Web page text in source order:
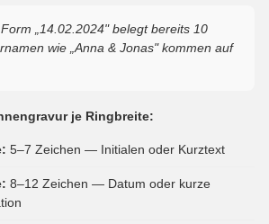
„14.02.2024" belegt bereits 10
wie „Anna & Jonas" kommen auf
je Ringbreite:
5–7 Zeichen — Initialen oder Kurztext
8–12 Zeichen — Datum oder kurze